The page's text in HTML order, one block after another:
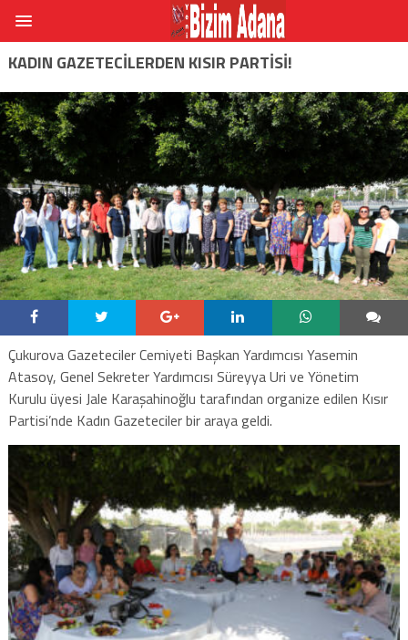
KADIN GAZETECILERDEN KISIR PARTISI!
Çukurova Gazeteciler Cemiyeti Başkan Yardımcısı Yasemin
Atasoy, Genel Sekreter Yardımcısı Süreyya Uri ve Yönetim
Kurulu üyesi Jale Karaşahinoğlu tarafından organize edilen Kısır
Partisi’nde Kadın Gazeteciler bir araya geldi.